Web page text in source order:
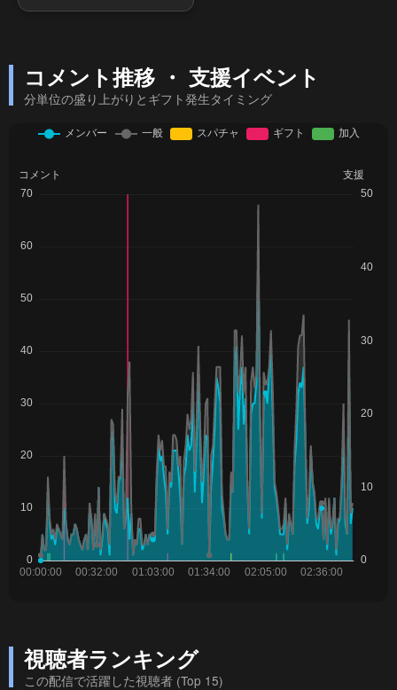
コメント推移 ・ 支援イベント
分単位の盛り上がりとギフト発生タイミング
視聴者ランキング
この配信で活躍した視聴者 (Top 15)